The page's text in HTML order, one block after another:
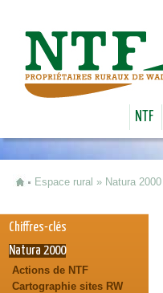
NTF
Espace rural » Natura 2000
Chiffres-clés
Natura 2000
Actions de NTF
Cartographie sites RW